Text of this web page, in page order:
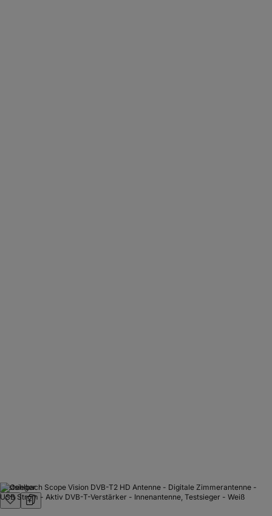
Testsieger